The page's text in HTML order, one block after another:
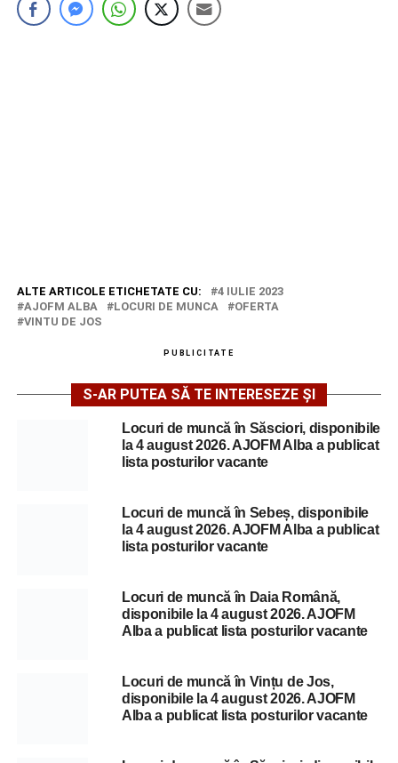
ALTE ARTICOLE ETICHETATE CU:
4 IULIE 2023
AJOFM ALBA
LOCURI DE MUNCA
OFERTA
VINTU DE JOS
PUBLICITATE
S-AR PUTEA SĂ TE INTERESEZE ȘI
Locuri de muncă în Săsciori, disponibile
la 4 august 2026. AJOFM Alba a publicat
lista posturilor vacante
Locuri de muncă în Sebeș, disponibile
la 4 august 2026. AJOFM Alba a publicat
lista posturilor vacante
Locuri de muncă în Daia Română,
disponibile la 4 august 2026. AJOFM
Alba a publicat lista posturilor vacante
Locuri de muncă în Vințu de Jos,
disponibile la 4 august 2026. AJOFM
Alba a publicat lista posturilor vacante